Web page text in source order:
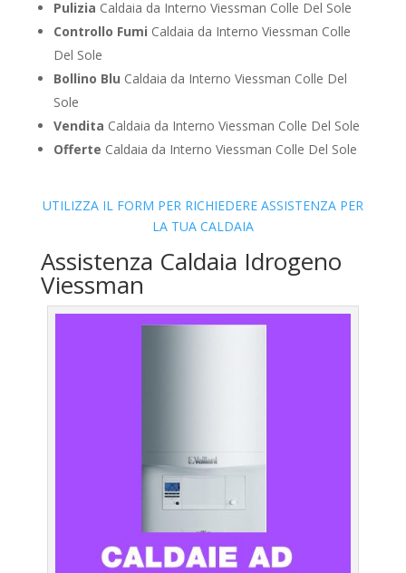
Pulizia Caldaia da Interno Viessman Colle Del Sole
Controllo Fumi Caldaia da Interno Viessman Colle
Del Sole
Bollino Blu Caldaia da Interno Viessman Colle Del
Sole
Vendita Caldaia da Interno Viessman Colle Del Sole
Offerte Caldaia da Interno Viessman Colle Del Sole
UTILIZZA IL FORM PER RICHIEDERE ASSISTENZA PER
LA TUA CALDAIA
Assistenza Caldaia Idrogeno
Viessman